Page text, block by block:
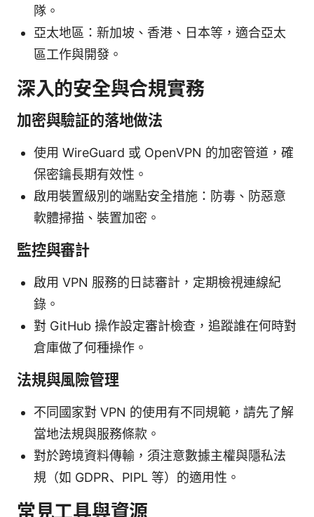
隊。
亞太地區：新加坡、香港、日本等，適合亞太
區工作與開發。
深入的安全與合規實務
加密與驗証的落地做法
使用 WireGuard 或 OpenVPN 的加密管道，確
保密鑰長期有效性。
啟用裝置級別的端點安全措施：防毒、防惡意
軟體掃描、裝置加密。
監控與審計
啟用 VPN 服務的日誌審計，定期檢視連線紀
錄。
對 GitHub 操作設定審計檢查，追蹤誰在何時對
倉庫做了何種操作。
法規與風險管理
不同國家對 VPN 的使用有不同規範，請先了解
當地法規與服務條款。
對於跨境資料傳輸，須注意數據主權與隱私法
規（如 GDPR、PIPL 等）的適用性。
常見工具與資源